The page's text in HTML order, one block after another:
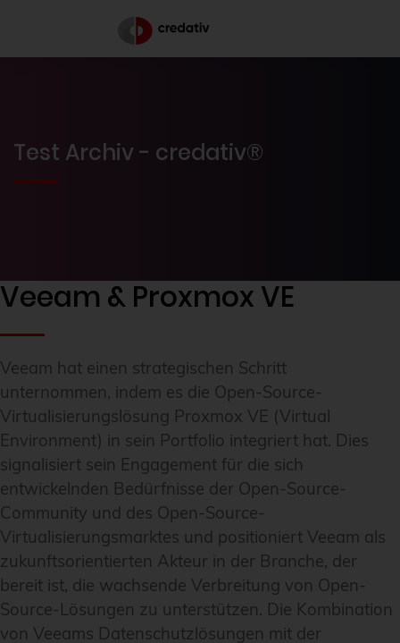
Test Archiv - credativ®
Veeam & Proxmox VE
Veeam hat einen strategischen Schritt
unternommen, indem es die Open-Source-
Virtualisierungslösung Proxmox VE (Virtual
Environment) in sein Portfolio integriert hat. Dies
signalisiert sein Engagement für die sich
entwickelnden Bedürfnisse der Open-Source-
Community und des Open-Source-
Virtualisierungsmarktes und positioniert Veeam als
zukunftsorientierten Akteur in der Branche, der
bereit ist, die wachsende Verbreitung von Open-
Source-Lösungen zu unterstützen. Die Kombination
von Veeams Datenschutzlösungen mit der